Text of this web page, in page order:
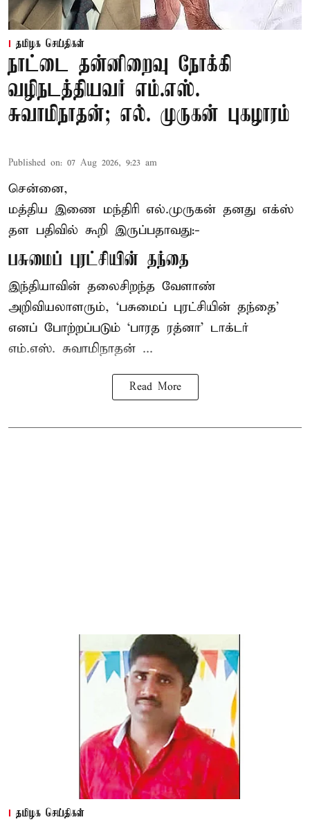
தமிழக செய்திகள்
நாட்டை தன்னிறைவு நோக்கி
வழிநடத்தியவர் எம்.எஸ்.
சுவாமிநாதன்; எல். முருகன் புகழாரம்
Published on: 07 Aug 2026, 9:23 am
சென்னை,
மத்திய இணை மந்திரி எல்.முருகன் தனது எக்ஸ்
தள பதிவில் கூறி இருப்பதாவது:-
பசுமைப் புரட்சியின் தந்தை
இந்தியாவின் தலைசிறந்த வேளாண்
அறிவியலாளரும், ‘பசுமைப் புரட்சியின் தந்தை’
எனப் போற்றப்படும் ‘பாரத ரத்னா’ டாக்டர்
எம்.எஸ். சுவாமிநாதன் ...
Read More
தமிழக செய்திகள்